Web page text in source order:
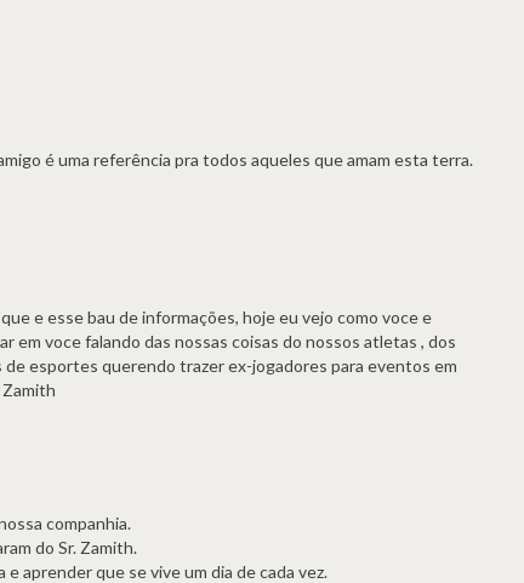
é uma referência pra todos aqueles que amam esta terra.
e esse bau de informações, hoje eu vejo como voce e
em voce falando das nossas coisas do nossos atletas , dos
esportes querendo trazer ex-jogadores para eventos em
companhia.
do Sr. Zamith.
aprender que se vive um dia de cada vez.